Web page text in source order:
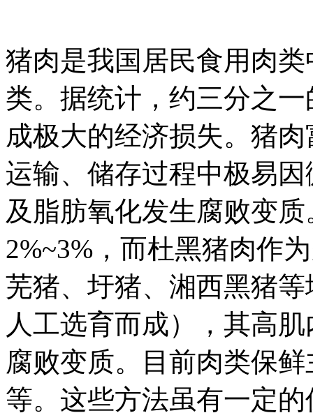
猪肉是我国居民食用肉
类。据统计，约三分之
成极大的经济损失。猪
运输、储存过程中极易
及脂肪氧化发生腐败变
2%~3%，而杜黑猪肉作
芜猪、圩猪、湘西黑猪
人工选育而成），其高
腐败变质。目前肉类保
等。这些方法虽有一定